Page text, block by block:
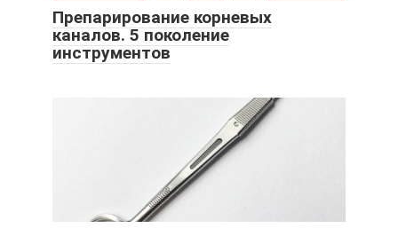
Препарирование корневых
каналов. 5 поколение
инструментов